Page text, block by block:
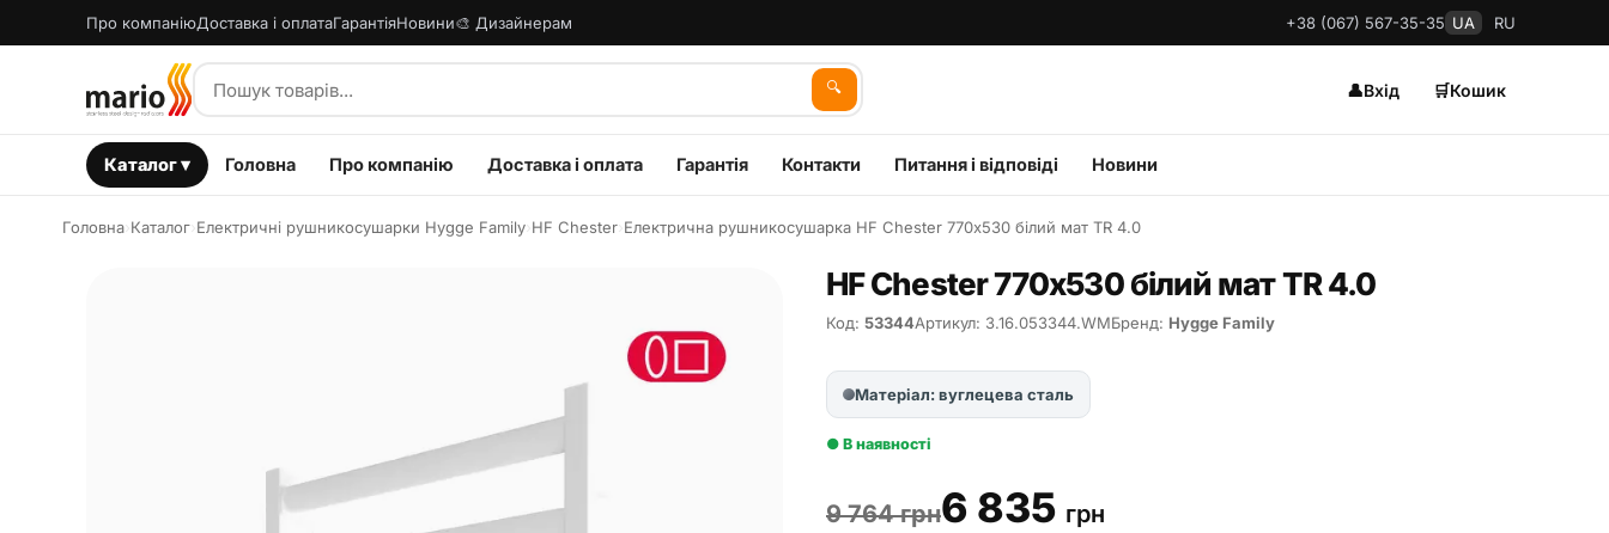
Про компаніюДоставка і оплатаГарантіяНовини🎨 Дизайнерам +38 (067) 567-35-35 UA RU
🔍 👤Вхід 🛒Кошик
Каталог ▾ Головна Про компанію Доставка і оплата Гарантія Контакти Питання і відповіді Новини
Головна Каталог Електричні рушникосушарки Hygge Family HF Chester Електрична рушникосушарка HF Chester 770х530 білий мат TR 4.0
HF Chester 770х530 білий мат TR 4.0
Код: 53344Артикул: 3.16.053344.WMБренд: Hygge Family
Матеріал: вуглецева сталь
● В наявності
9 764 грн6 835 грн